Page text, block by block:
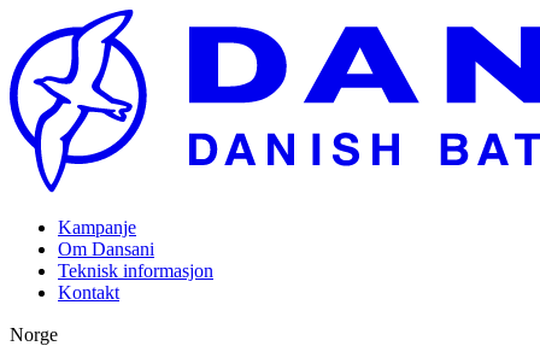
Kampanje
Om Dansani
Teknisk informasjon
Kontakt
Norge